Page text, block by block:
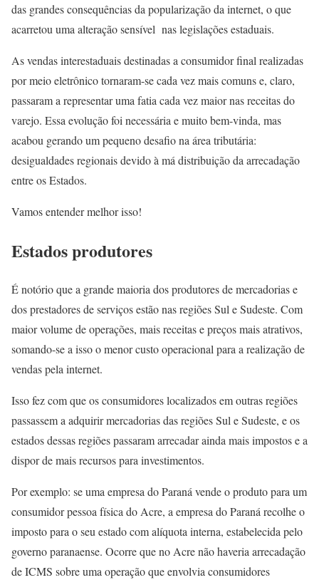
das grandes consequências da popularização da internet, o que
acarretou uma alteração sensível nas legislações estaduais.
As vendas interestaduais destinadas a consumidor final realizadas
por meio eletrônico tornaram-se cada vez mais comuns e, claro,
passaram a representar uma fatia cada vez maior nas receitas do
varejo. Essa evolução foi necessária e muito bem-vinda, mas
acabou gerando um pequeno desafio na área tributária:
desigualdades regionais devido à má distribuição da arrecadação
entre os Estados.
Vamos entender melhor isso!
Estados produtores
É notório que a grande maioria dos produtores de mercadorias e
dos prestadores de serviços estão nas regiões Sul e Sudeste. Com
maior volume de operações, mais receitas e preços mais atrativos,
somando-se a isso o menor custo operacional para a realização de
vendas pela internet.
Isso fez com que os consumidores localizados em outras regiões
passassem a adquirir mercadorias das regiões Sul e Sudeste, e os
estados dessas regiões passaram arrecadar ainda mais impostos e a
dispor de mais recursos para investimentos.
Por exemplo: se uma empresa do Paraná vende o produto para um
consumidor pessoa física do Acre, a empresa do Paraná recolhe o
imposto para o seu estado com alíquota interna, estabelecida pelo
governo paranaense. Ocorre que no Acre não haveria arrecadação
de ICMS sobre uma operação que envolvia consumidores